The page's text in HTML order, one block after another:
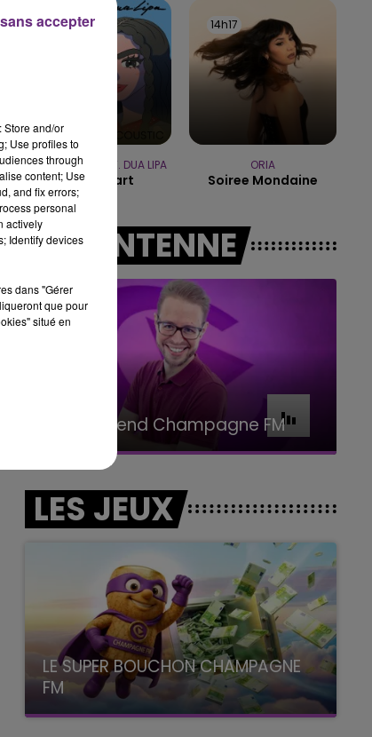
LE WEEK-END
14h20
14h20
ELTON JOHN FEAT. DUA LIPA
Cold Heart
14h17
14h17
ORIA
Soiree Mondaine
A L'ANTENNE
16h00 - 20h00
Le Week-end Champagne FM
LES JEUX
LE SUPER BOUCHON CHAMPAGNE
FM
avec La Famille Champagne FM, à 8H10
Store and/or
Use profiles to
through
content; Use
and fix errors;
personal
actively
Identify devices
dans "Gérer
que pour
situé en
accepter